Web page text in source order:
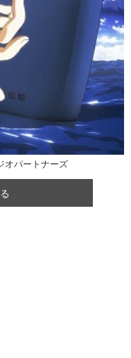
オパートナーズ